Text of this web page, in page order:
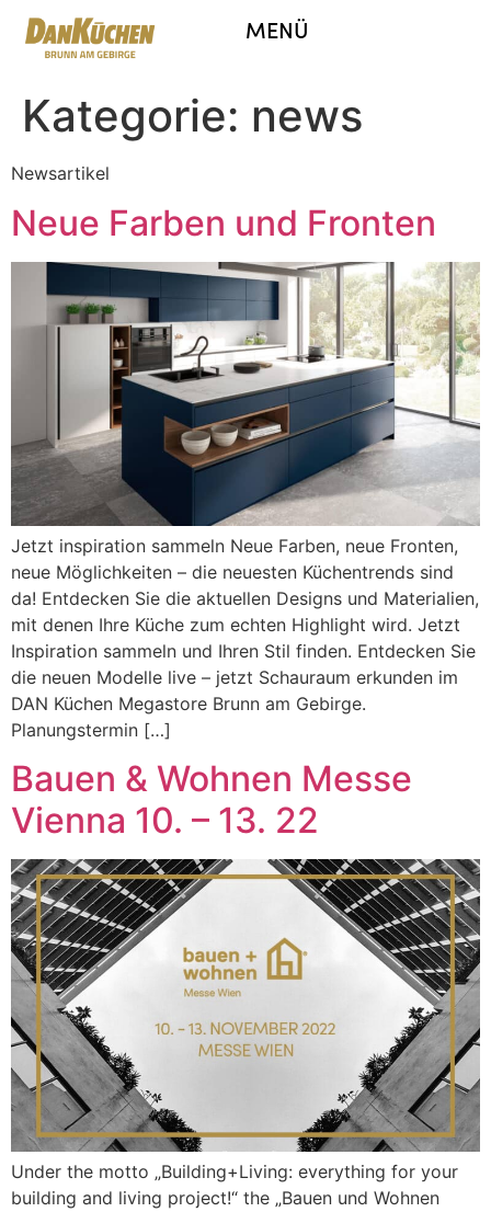
MENÜ
Kategorie: news
Newsartikel
Neue Farben und Fronten
Jetzt inspiration sammeln Neue Farben, neue Fronten,
neue Möglichkeiten – die neuesten Küchentrends sind
da! Entdecken Sie die aktuellen Designs und Materialien,
mit denen Ihre Küche zum echten Highlight wird. Jetzt
Inspiration sammeln und Ihren Stil finden. Entdecken Sie
die neuen Modelle live – jetzt Schauraum erkunden im
DAN Küchen Megastore Brunn am Gebirge.
Planungstermin […]
Bauen & Wohnen Messe
Vienna 10. – 13. 22
Under the motto „Building+Living: everything for your
building and living project!“ the „Bauen und Wohnen